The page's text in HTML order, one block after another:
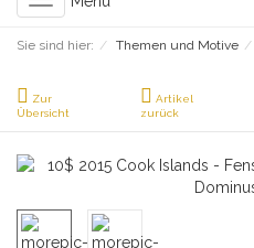
navigation
Sie sind hier: Themen und Motive
Zur
Übersicht
Artikel
zurück